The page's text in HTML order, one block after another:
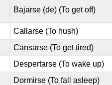
Bajarse (de) (To get off)
Callarse (To hush)
Cansarse (To get tired)
Despertarse (To wake up)
Dormirse (To fall asleep)